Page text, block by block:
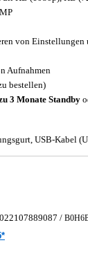
von Einstellungen
Aufnahmen
bestellen)
3 Monate Standby
USB-Kabel
/